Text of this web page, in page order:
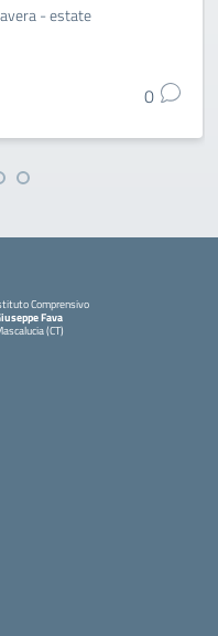
- estate
0
Comprensivo
Fava
(CT)